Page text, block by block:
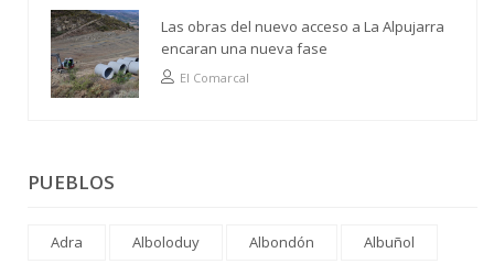
Las obras del nuevo acceso a La Alpujarra
encaran una nueva fase
El Comarcal
PUEBLOS
Adra Alboloduy Albondón
Albuñol